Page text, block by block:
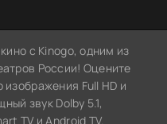
с Kinogo, одним из
России! Оцените
Full HD и
звук Dolby 5.1,
TV и Android TV.